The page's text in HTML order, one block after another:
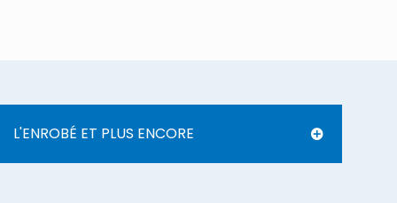
L'ENROBÉ ET PLUS ENCORE